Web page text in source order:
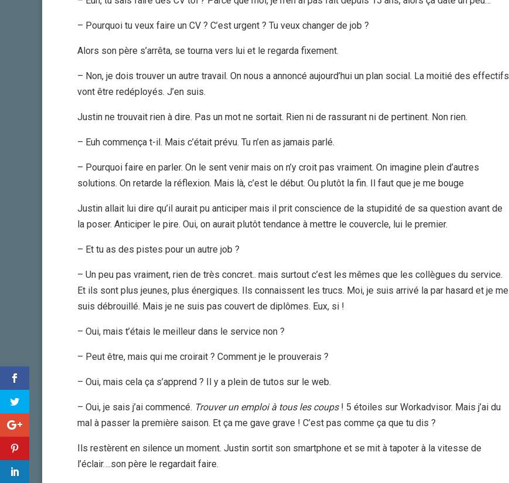
– Pourquoi tu veux faire un CV ? C’est urgent ? Tu veux changer de job ?
Alors son père s’arrêta, se tourna vers lui et le regarda fixement.
– Non, je dois trouver un autre travail. On nous a annoncé aujourd’hui un plan social. La moitié des effectifs
vont être redéployés. J’en suis.
Justin ne trouvait rien à dire. Pas un mot ne sortait. Rien ni de rassurant ni de pertinent. Non rien.
– Euh commença t-il. Mais c’était prévu. Tu n’en as jamais parlé.
– Pourquoi faire en parler. On le sent venir mais on n’y croit pas vraiment. On imagine plein d’autres
solutions. On retarde la réflexion. Mais là, c’est le début. Ou plutôt la fin. Il faut que je me bouge
Justin allait lui dire qu’il aurait pu anticiper mais il prit conscience de la stupidité de sa question avant de
la poser. Anticiper le pire. Oui, on aurait plutôt tendance à mettre le couvercle, lui le premier.
– Et tu as des pistes pour un autre job ?
– Un peu pas vraiment, rien de très concret.. mais surtout c’est les mêmes que les collègues du service.
Et ils sont plus jeunes, plus énergiques. Ils connaissent les trucs. Moi, je suis arrivé la par hasard et je me
suis débrouillé. Mais je ne suis pas couvert de diplômes. Eux, si !
– Oui, mais t’étais le meilleur dans le service non ?
– Peut être, mais qui me croirait ? Comment je le prouverais ?
– Oui, mais cela ça s’apprend ? Il y a plein de tutos sur le web.
– Oui, je sais j’ai commencé. Trouver un emploi à tous les coups ! 5 étoiles sur Workadvisor. Mais j’ai du
mal à passer la première saison. Et ça me gave grave ! C’est pas comme ça que tu dis ?
Ils restèrent en silence un moment. Justin sortit son smartphone et se mit à tapoter à la vitesse de
l’éclair….son père le regardait faire.